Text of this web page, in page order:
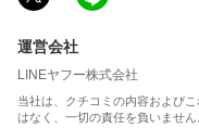
運営会社
LINEヤフー株式会社
当社は、クチコミの内容および
はなく、一切の責任を負いません